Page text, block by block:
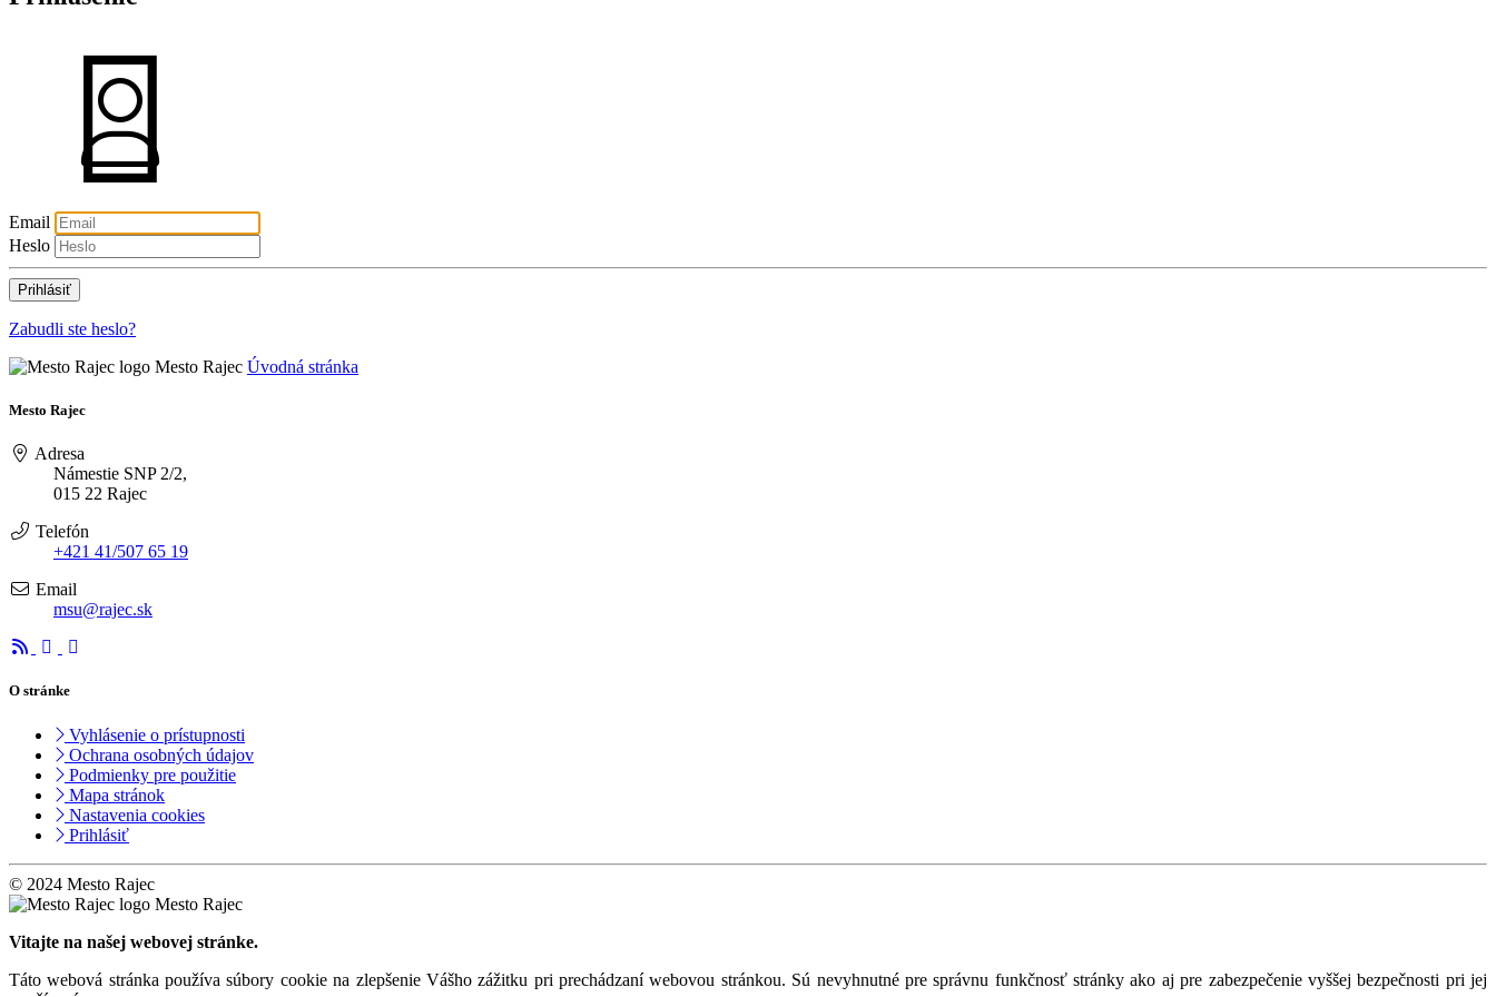
Email
Heslo
Zabudli ste heslo?
Mesto Rajec Úvodná stránka
Mesto Rajec
Adresa
Námestie SNP 2/2,
015 22 Rajec
Telefón
+421 41/507 65 19
Email
msu@rajec.sk
O stránke
Vyhlásenie o prístupnosti
Ochrana osobných údajov
Podmienky pre použitie
Mapa stránok
Nastavenia cookies
Prihlásiť
© 2024 Mesto Rajec
Mesto Rajec
Vitajte na našej webovej stránke.
Táto webová stránka používa súbory cookie na zlepšenie Vášho zážitku pri prechádzaní webovou stránkou. Sú nevyhnutné pre správnu funkčnosť stránky ako aj pre zabezpečenie vyššej bezpečnosti pri jej